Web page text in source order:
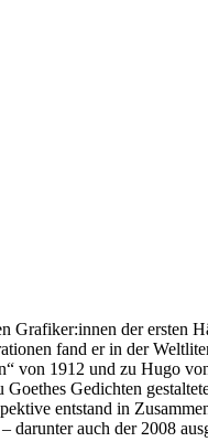
Grafiker:innen der ersten
fand er in der
von 1912 und zu Hugo
Gedichten
entstand in
auch der 2008